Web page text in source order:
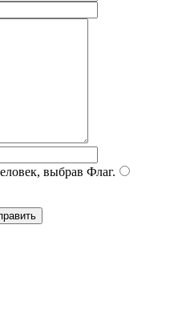
выбрав Флаг.